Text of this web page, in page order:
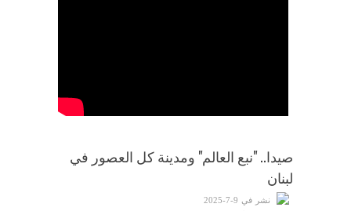
صيدا.. "نبع العالم" ومدينة كل العصور في
لبنان
نشر في 9-7-2025